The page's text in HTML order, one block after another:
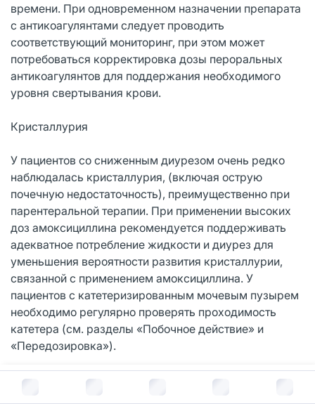
В корзину за руб.
времени. При одновременном назначении препарата
с антикоагулянтами следует проводить
соответствующий мониторинг, при этом может
потребоваться корректировка дозы пероральных
антикоагулянтов для поддержания необходимого
уровня свертывания крови.
Кристаллурия
У пациентов со сниженным диурезом очень редко
наблюдалась кристаллурия, (включая острую
почечную недостаточность), преимущественно при
парентеральной терапии. При применении высоких
доз амоксициллина рекомендуется поддерживать
адекватное потребление жидкости и диурез для
уменьшения вероятности развития кристаллурии,
связанной с применением амоксициллина. У
пациентов с катетеризированным мочевым пузырем
необходимо регулярно проверять проходимость
катетера (см. разделы «Побочное действие» и
«Передозировка»).
Влияние на диагностические исследования на